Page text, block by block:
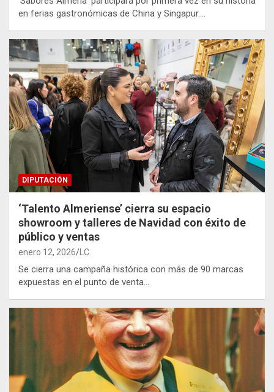
en ferias gastronómicas de China y Singapur.…
DIPUTACIÓN
‘Talento Almeriense’ cierra su espacio
showroom y talleres de Navidad con éxito de
público y ventas
enero 12, 2026 LC
Se cierra una campaña histórica con más de 90 marcas
expuestas en el punto de venta…